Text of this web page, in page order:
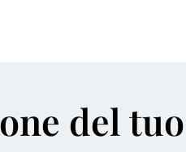
del